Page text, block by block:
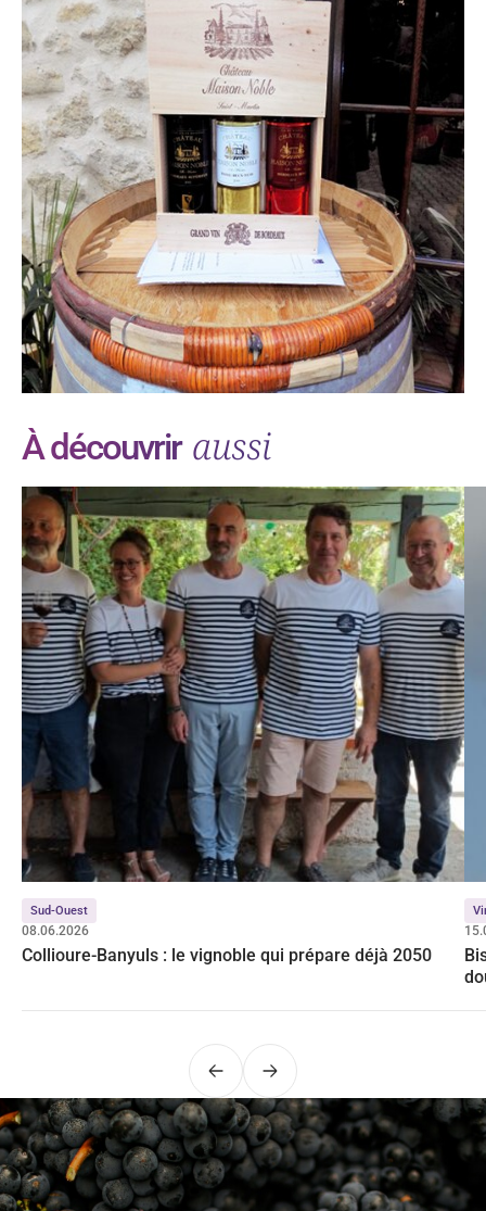
À découvrir aussi
Sud-Ouest
08.06.2026
Collioure-Banyuls : le vignoble qui prépare déjà 2050
PrécédentSuivant